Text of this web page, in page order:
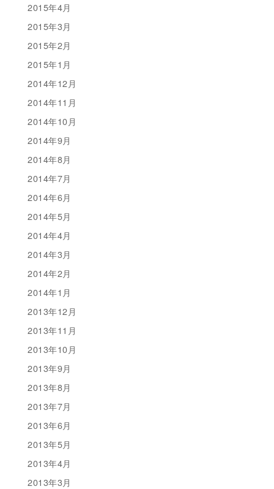
2015年4月
2015年3月
2015年2月
2015年1月
2014年12月
2014年11月
2014年10月
2014年9月
2014年8月
2014年7月
2014年6月
2014年5月
2014年4月
2014年3月
2014年2月
2014年1月
2013年12月
2013年11月
2013年10月
2013年9月
2013年8月
2013年7月
2013年6月
2013年5月
2013年4月
2013年3月